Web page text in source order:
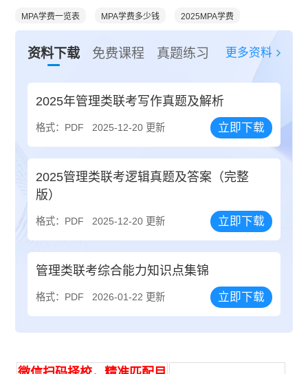
MPA学费一览表 MPA学费多少钱 2025MPA学费
资料下载 免费课程 真题练习 更多资料
2025年管理类联考写作真题及解析
格式：PDF 2025-12-20 更新 立即下载
2025管理类联考逻辑真题及答案（完整
版）
格式：PDF 2025-12-20 更新 立即下载
管理类联考综合能力知识点集锦
格式：PDF 2026-01-22 更新 立即下载